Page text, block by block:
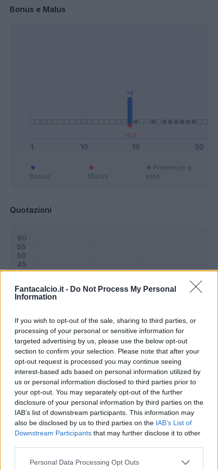
Fantacalcio.it - Do Not Process My Personal
Information
If you wish to opt-out of the sale, sharing to third parties, or
processing of your personal or sensitive information for
targeted advertising by us, please use the below opt-out
section to confirm your selection. Please note that after your
opt-out request is processed you may continue seeing
interest-based ads based on personal information utilized by
us or personal information disclosed to third parties prior to
your opt-out. You may separately opt-out of the further
disclosure of your personal information by third parties on the
IAB’s list of downstream participants. This information may
also be disclosed by us to third parties on the IAB’s List of
Downstream Participants that may further disclose it to other
Personal Data Processing Opt Outs
Bonus e Malus
Bonus Malus
Presenze a
voto
Quotazioni
Classic Mantra
Riepilogo stagione
Titolare 7 - 25%
Squalificato 0 - 0